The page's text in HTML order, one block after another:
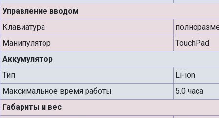
Управление вводом
Клавиатура
Манипулятор
TouchPad
Аккумулятор
Тип
Li-ion
Максимальное время работы
5.0 часа
Габариты и вес